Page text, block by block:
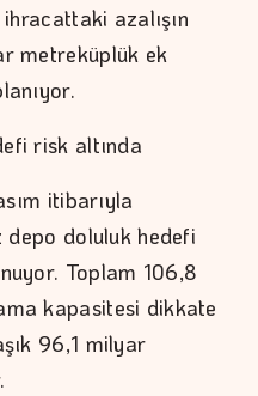
azalışın
metreküplük ek
risk altında
itibarıyla
doluluk hedefi
Toplam 106,8
kapasitesi dikkate
96,1 milyar